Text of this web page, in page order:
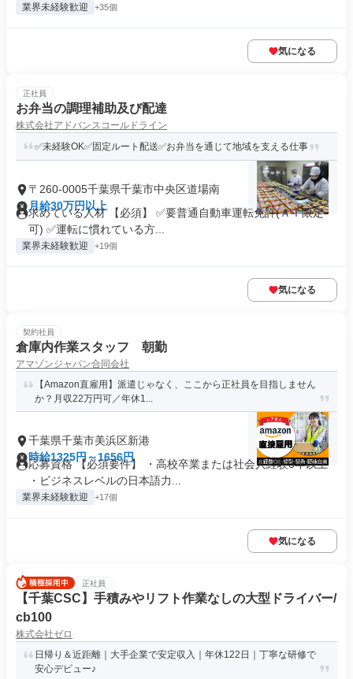
業界未経験歓迎 +35個
気になる
正社員
お弁当の調理補助及び配達
株式会社アドバンスコールドライン
✅未経験OK✅固定ルート配送✅お弁当を通じて地域を支える仕事
〒260-0005千葉県千葉市中央区道場南
月給30万円以上
求めている人材 【必須】 ✅要普通自動車運転免許(ＡＴ限定
可) ✅運転に慣れている方...
業界未経験歓迎 +19個
気になる
契約社員
倉庫内作業スタッフ 朝勤
アマゾンジャパン合同会社
【Amazon直雇用】派遣じゃなく、ここから正社員を目指しません
か？月収22万円可／年休1...
千葉県千葉市美浜区新港
時給1325円～1656円
応募資格 【必須要件】 ・高校卒業または社会人経験3年以上
・ビジネスレベルの日本語力...
業界未経験歓迎 +17個
気になる
正社員
【千葉CSC】手積みやリフト作業なしの大型ドライバー/
cb100
株式会社ゼロ
日帰り＆近距離｜大手企業で安定収入｜年休122日｜丁寧な研修で
安心デビュー♪